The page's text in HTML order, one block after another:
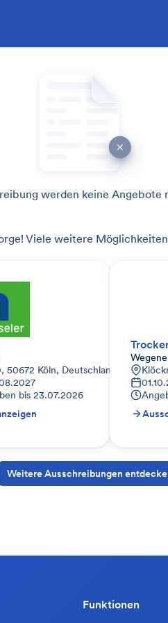
werden keine Angebote
Viele weitere
50672 Köln, Deutschland
bis 23.07.2026
Weitere Ausschreibungen
Funktionen